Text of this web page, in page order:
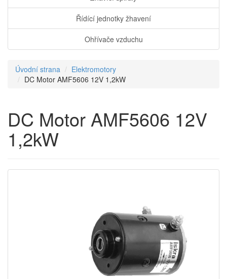
Řídící jednotky žhavení
Ohřívače vzduchu
Úvodní strana
Elektromotory
DC Motor AMF5606 12V 1,2kW
DC Motor AMF5606 12V
1,2kW